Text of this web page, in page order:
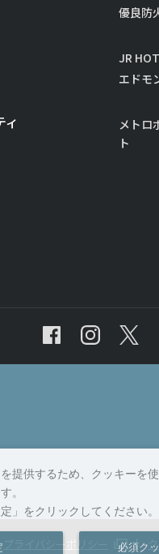
ィ
優良防
JR
エドモ
メトロ
ト
提供するため、クッキーを
。
」をクリックしてください。
必須ク